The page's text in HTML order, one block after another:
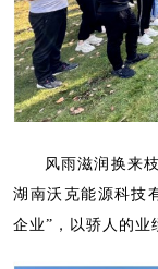
风雨滋润换来
湖南沃克能源科技
企业”，以骄人的业